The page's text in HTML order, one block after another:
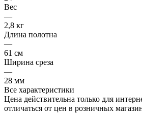
Вес
—
2,8 кг
Длина полотна
—
61 см
Ширина среза
—
28 мм
Все характеристики
Цена действительна только для
отличаться от цен в розничных